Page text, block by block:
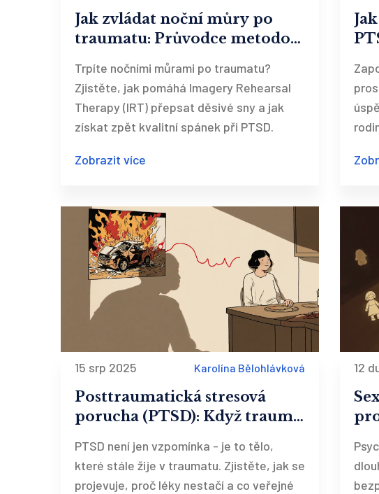
Jak zvládat noční můry po
traumatu: Průvodce metodou
Imagery Rehearsal Therapy
Trpíte nočními můrami po traumatu?
Zjistěte, jak pomáhá Imagery Rehearsal
Therapy (IRT) přepsat děsivé sny a jak
získat zpět kvalitní spánek při PTSD.
Zobrazit více
15 srp 2025 Karolína Bělohlávková
Posttraumatická stresová
porucha (PTSD): Když trauma
PTSD není jen vzpomínka - je to tělo,
které stále žije v traumatu. Zjistěte, jak se
projevuje, proč léky nestačí a co veřejné
12